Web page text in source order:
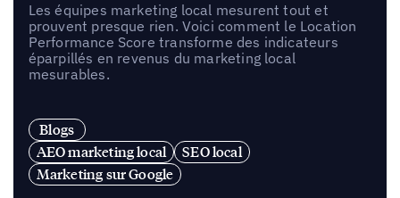
Les équipes marketing local mesurent tout et
prouvent presque rien. Voici comment le Location
Performance Score transforme des indicateurs
éparpillés en revenus du marketing local
mesurables.
Blogs
AEO marketing local
SEO local
Marketing sur Google